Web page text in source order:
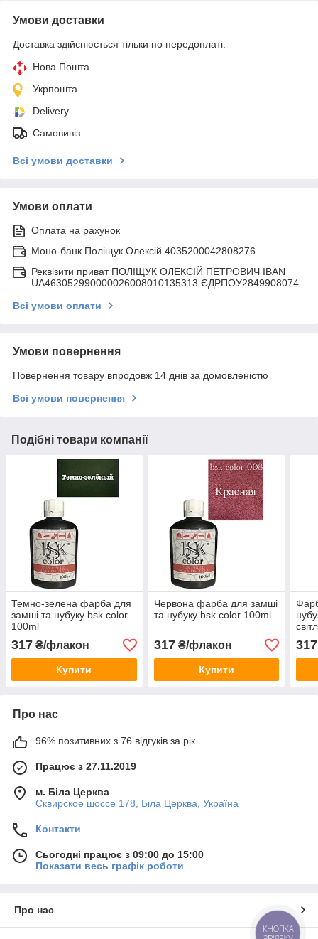
Умови доставки
Доставка здійснюється тільки по передоплаті.
Нова Пошта
Укрпошта
Delivery
Самовивіз
Всі умови доставки
Умови оплати
Оплата на рахунок
Моно-банк Поліщук Олексій 4035200042808276
Реквізити приват ПОЛІЩУК ОЛЕКСІЙ ПЕТРОВИЧ IBAN
UA463052990000026008010135313 ЄДРПОУ2849908074
Всі умови оплати
Умови повернення
Повернення товару впродовж 14 днів за домовленістю
Всі умови повернення
Подібні товари компанії
Темно-зелена фарба для
замші та нубуку bsk color
100ml
317 ₴/флакон
Купити
Червона фарба для замші
та нубуку bsk color 100ml
317₴/флакон
Купити
317
Про нас
96% позитивних з 76 відгуків за рік
Працює з 27.11.2019
м. Біла Церква
Сквирское шоссе 178, Біла Церква, Україна
Контакти
Сьогодні працює з 09:00 до 15:00
Показати весь графік роботи
Про нас
КНОПКА